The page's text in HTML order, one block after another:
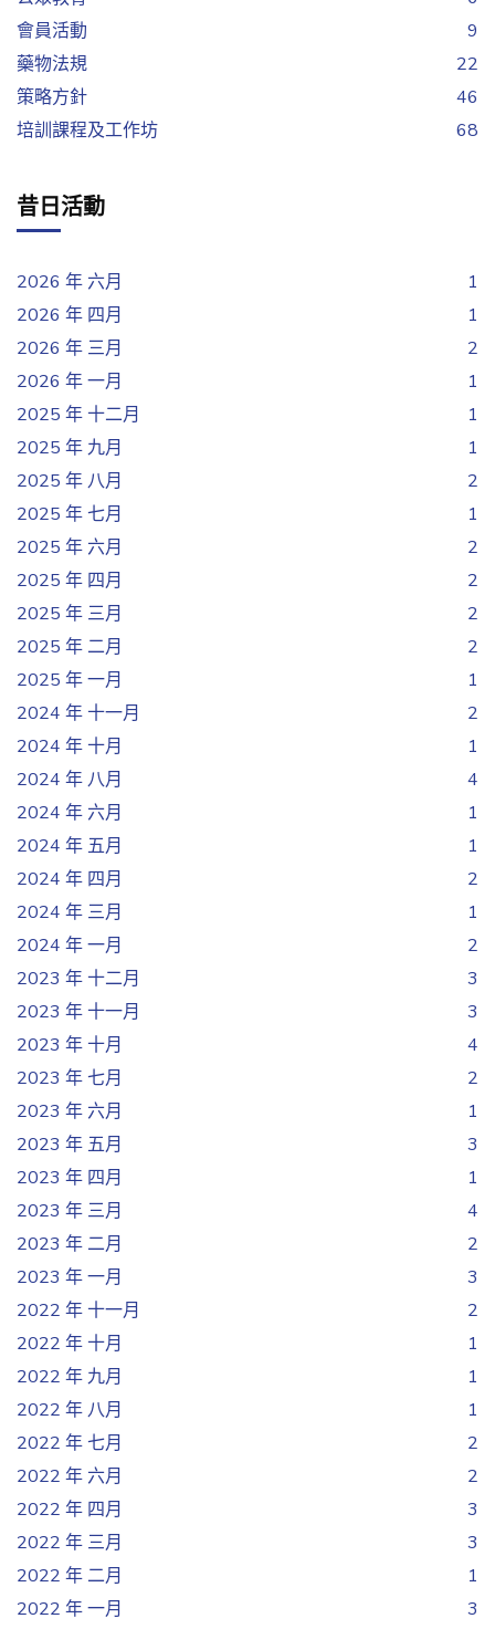
會員活動
9
藥物法規
22
策略方針
46
培訓課程及工作坊
68
昔日活動
2026 年 六月
1
2026 年 四月
1
2026 年 三月
2
2026 年 一月
1
2025 年 十二月
1
2025 年 九月
1
2025 年 八月
2
2025 年 七月
1
2025 年 六月
2
2025 年 四月
2
2025 年 三月
2
2025 年 二月
2
2025 年 一月
1
2024 年 十一月
2
2024 年 十月
1
2024 年 八月
4
2024 年 六月
1
2024 年 五月
1
2024 年 四月
2
2024 年 三月
1
2024 年 一月
2
2023 年 十二月
3
2023 年 十一月
3
2023 年 十月
4
2023 年 七月
2
2023 年 六月
1
2023 年 五月
3
2023 年 四月
1
2023 年 三月
4
2023 年 二月
2
2023 年 一月
3
2022 年 十一月
2
2022 年 十月
1
2022 年 九月
1
2022 年 八月
1
2022 年 七月
2
2022 年 六月
2
2022 年 四月
3
2022 年 三月
3
2022 年 二月
1
2022 年 一月
3